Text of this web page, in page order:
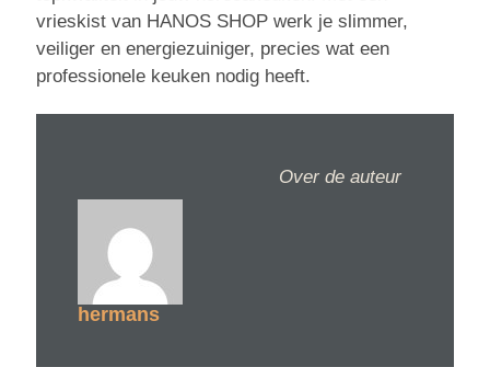
vrieskist van HANOS SHOP werk je slimmer,
veiliger en energiezuiniger, precies wat een
professionele keuken nodig heeft.
Over de auteur
hermans